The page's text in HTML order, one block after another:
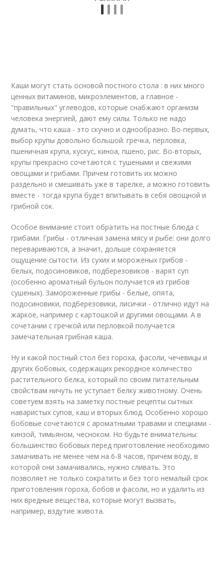
Каши могут стать основой постного стола : в них много
ценных витаминов, микроэлементов, а главное -
"правильных" углеводов, которые снабжают организм
человека энергией, дают ему силы. Только не надо
думать, что каша - это скучно и однообразно. Во-первых,
выбор крупы довольно большой: гречка, перловка,
пшеничная крупа, кускус, киноа, пшено, рис. Во-вторых,
крупы прекрасно сочетаются с тушеными и свежими
овощами и грибами. Причем готовить их можно
раздельно и смешивать уже в тарелке, а можно готовить
вместе - тогда крупа будет впитывать в себя овощной и
грибной сок.
Особое внимание стоит обратить на постные блюда с
грибами. Грибы - отличная замена мясу и рыбе: они долго
перевариваются, а значит, дольше сохраняется
ощущение сытости. Из сухих и мороженых грибов -
белых, подосиновиков, подберезовиков - варят суп
(особенно ароматный бульон получается из грибов
сушеных). Замороженные грибы - белые, опята,
подосиновики, подберезовики, лисички - отлично идут на
жаркое, например с картошкой и другими овощами. А в
сочетании с гречкой или перловкой получается
замечательная грибная каша.
Ну и какой постный стол без гороха, фасоли, чечевицы и
других бобовых, содержащих рекордное количество
растительного белка, который по своим питательным
свойствам ничуть не уступает белку животному. Очень
советуем взять на заметку постные рецепты сытных
наваристых супов, каш и вторых блюд. Особенно хорошо
бобовые сочетаются с ароматными травами и специами -
кинзой, тимьяном, чесноком. Но будьте внимательны:
большинство бобовых перед приготовление необходимо
замачивать не менее чем на 6-8 часов, причем воду, в
которой они замачивались, нужно сливать. Это
позволяет не только сократить и без того немалый срок
приготовления гороха, бобов и фасоли, но и удалить из
них вредные вещества, которые могут вызвать,
например, вздутие живота.